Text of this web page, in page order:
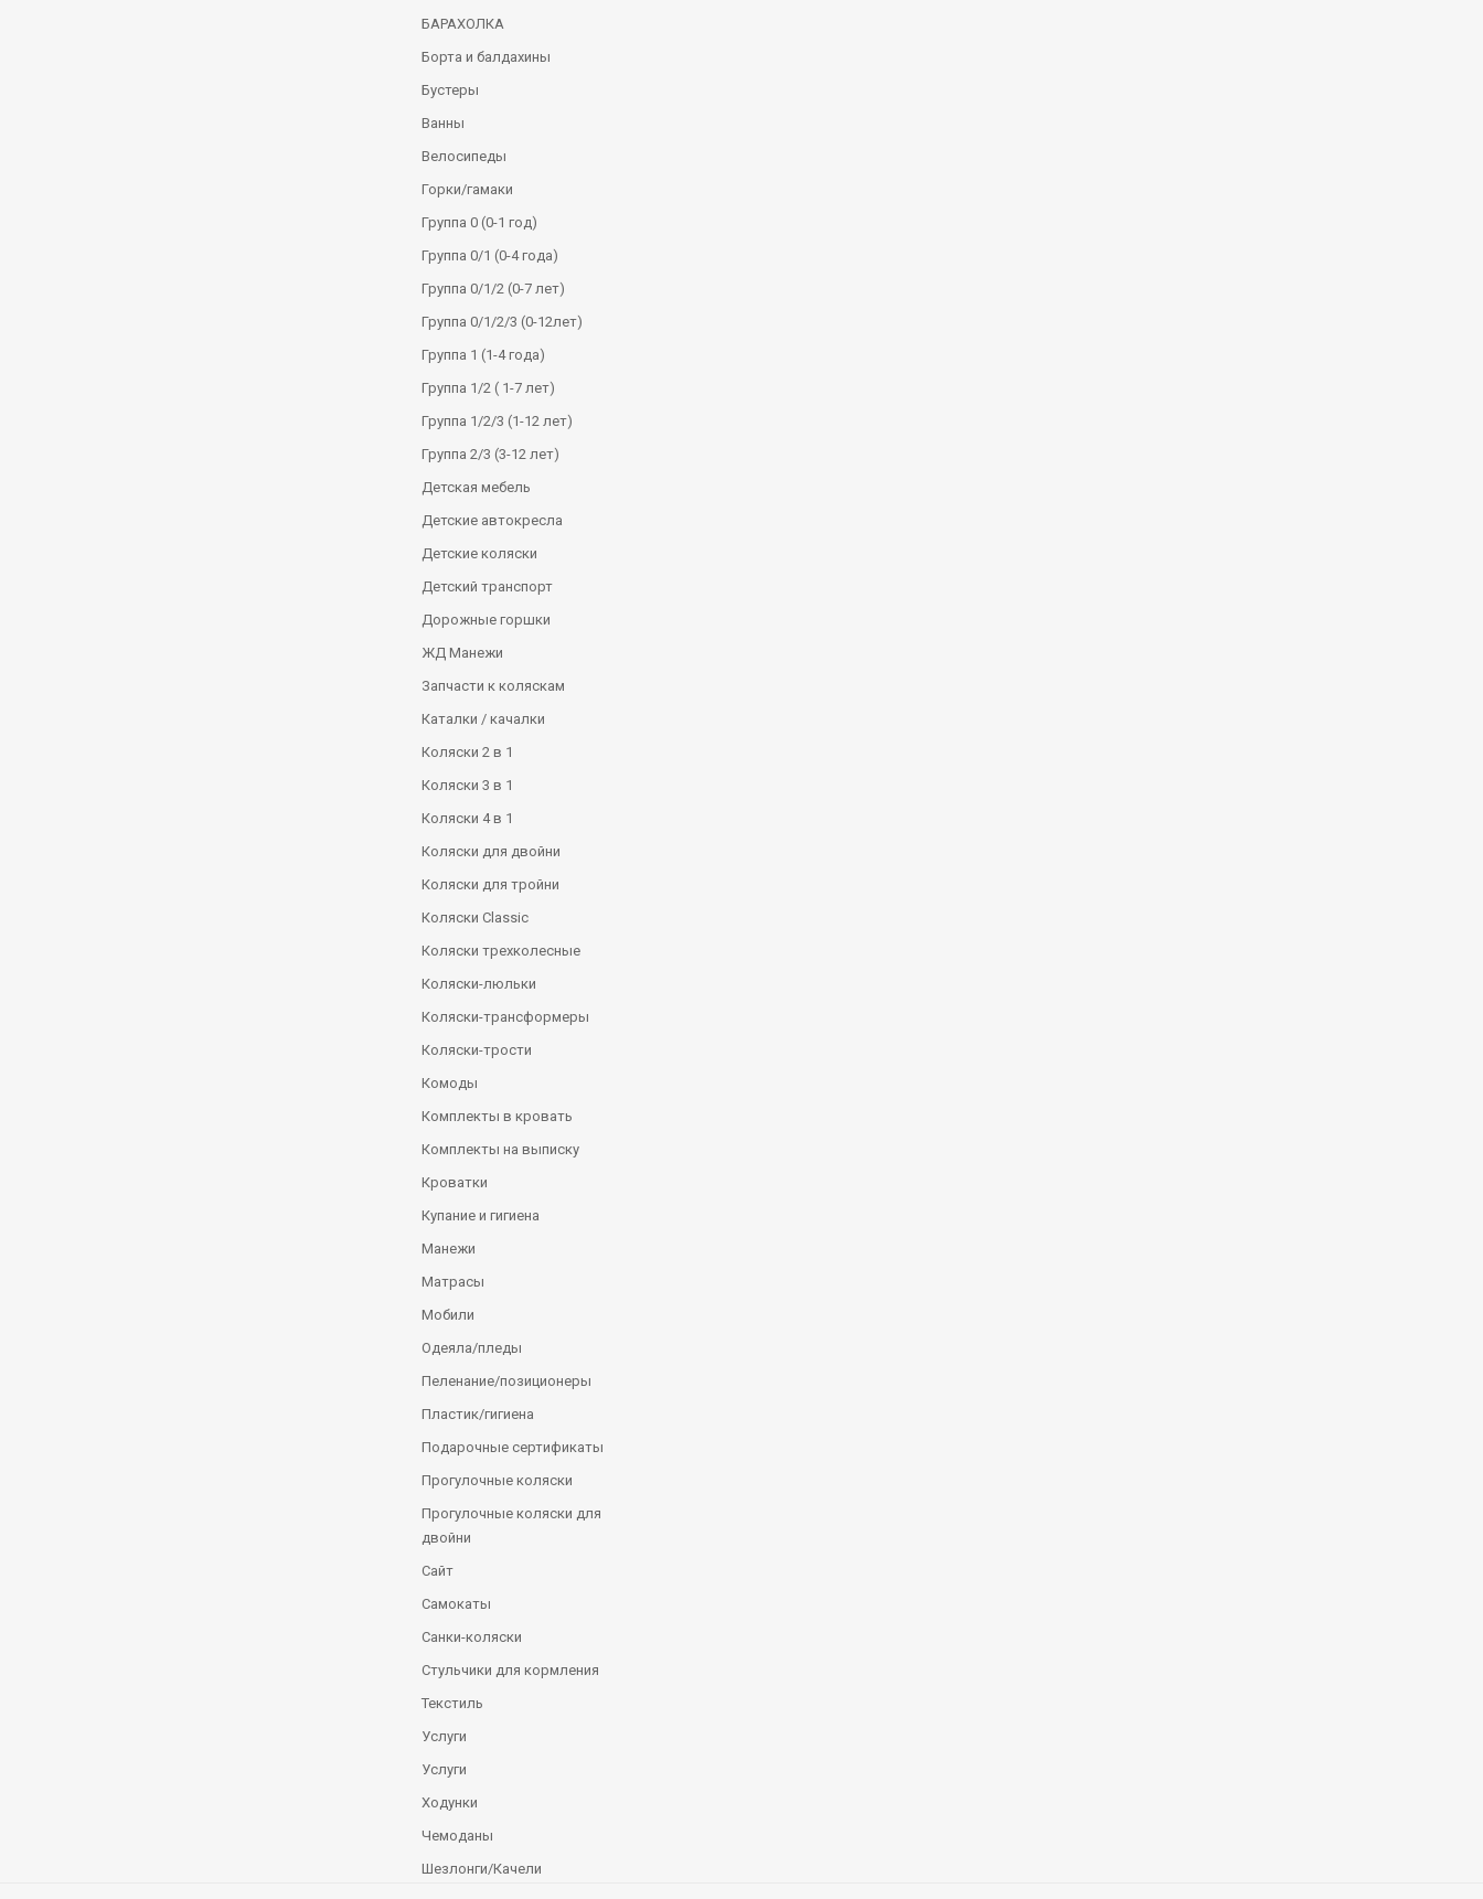
БАРАХОЛКА
Борта и балдахины
Бустеры
Ванны
Велосипеды
Горки/гамаки
Группа 0 (0-1 год)
Группа 0/1 (0-4 года)
Группа 0/1/2 (0-7 лет)
Группа 0/1/2/3 (0-12лет)
Группа 1 (1-4 года)
Группа 1/2 ( 1-7 лет)
Группа 1/2/3 (1-12 лет)
Группа 2/3 (3-12 лет)
Детская мебель
Детские автокресла
Детские коляски
Детский транспорт
Дорожные горшки
ЖД Манежи
Запчасти к коляскам
Каталки / качалки
Коляски 2 в 1
Коляски 3 в 1
Коляски 4 в 1
Коляски для двойни
Коляски для тройни
Коляски Сlassic
Коляски трехколесные
Коляски-люльки
Коляски-трансформеры
Коляски-трости
Комоды
Комплекты в кровать
Комплекты на выписку
Кроватки
Купание и гигиена
Манежи
Матрасы
Мобили
Одеяла/пледы
Пеленание/позиционеры
Пластик/гигиена
Подарочные сертификаты
Прогулочные коляски
Прогулочные коляски для
двойни
Сайт
Самокаты
Санки-коляски
Стульчики для кормления
Текстиль
Услуги
Услуги
Ходунки
Чемоданы
Шезлонги/Качели